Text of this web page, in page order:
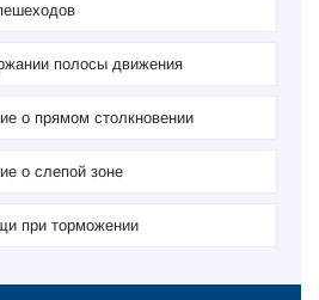
полосы движения
о прямом столкновении
о слепой зоне
при торможении